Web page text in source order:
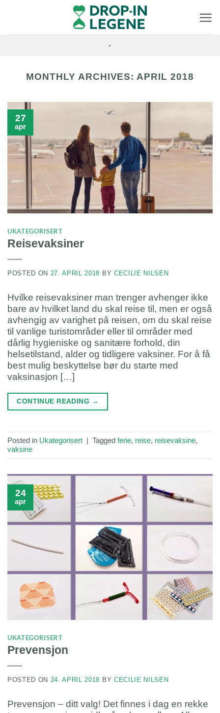
content
-
MONTHLY ARCHIVES: APRIL 2018
27
apr
UKATEGORISERT
Reisevaksiner
POSTED ON 27. APRIL 2018 BY CECILIE NILSEN
Hvilke reisevaksiner man trenger avhenger ikke
bare av hvilket land du skal reise til, men er også
avhengig av varighet på reisen, om du skal reise
til vanlige turistområder eller til områder med
dårlig hygieniske og sanitære forhold, din
helsetilstand, alder og tidligere vaksiner. For å få
best mulig beskyttelse bør du starte med
vaksinasjon […]
CONTINUE READING →
Posted in Ukategorisert | Tagged ferie, reise, reisevaksine,
vaksine
24
apr
UKATEGORISERT
Prevensjon
POSTED ON 24. APRIL 2018 BY CECILIE NILSEN
Prevensjon – ditt valg! Det finnes i dag en rekke